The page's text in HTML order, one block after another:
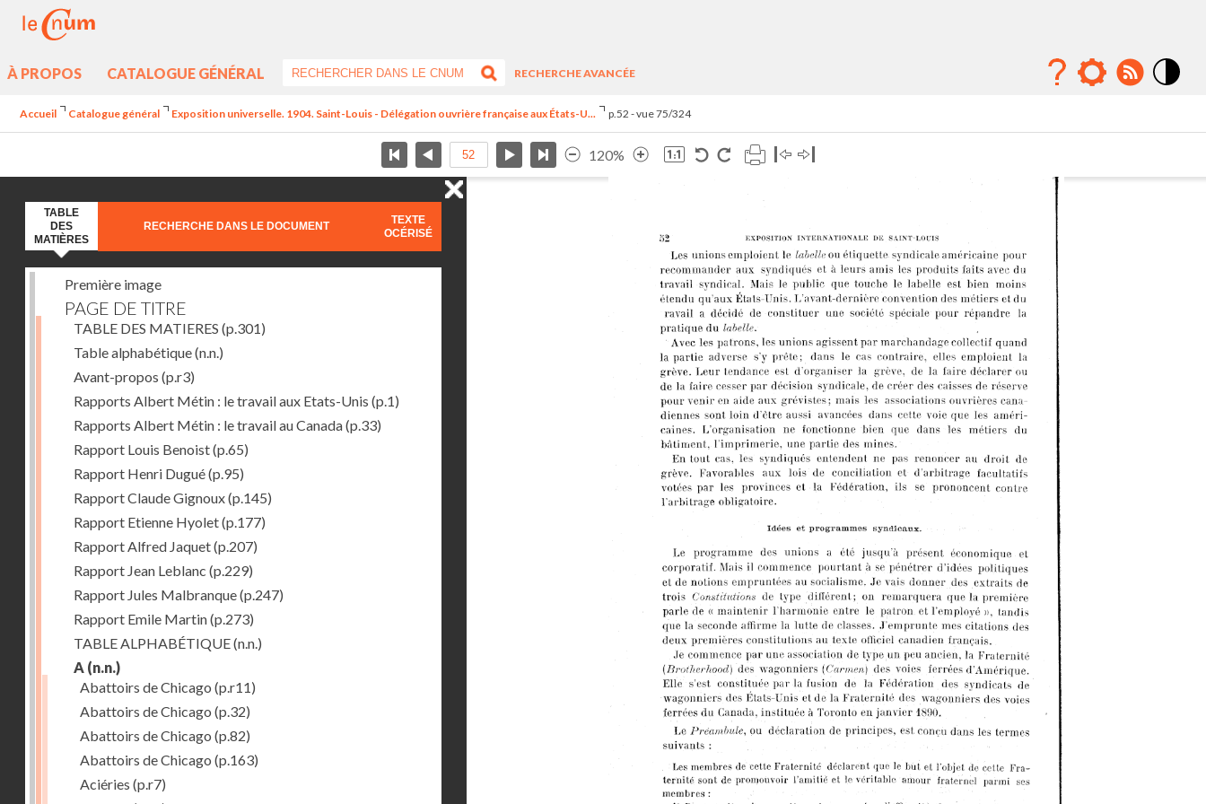
À PROPOS CATALOGUE GÉNÉRAL
RECHERCHE AVANCÉE
Accueil Catalogue général Exposition universelle. 1904. Saint-Louis - Délégation ouvrière française aux États-U... p.52 - vue 75/324
120%
TABLE
DES
MATIÈRES
RECHERCHE DANS LE DOCUMENT
TEXTE
OCÉRISÉ
Première image
PAGE DE TITRE
TABLE DES MATIERES (p.301)
Table alphabétique(n.n.)
Avant-propos (p.r3)
Rapports Albert Métin : le travail aux Etats-Unis (p.1)
Rapports Albert Métin : le travail au Canada(p.33)
Rapport Louis Benoist(p.65)
Rapport Henri Dugué(p.95)
Rapport Claude Gignoux(p.145)
Rapport Etienne Hyolet(p.177)
Rapport Alfred Jaquet(p.207)
Rapport Jean Leblanc (p.229)
Rapport Jules Malbranque(p.247)
Rapport Emile Martin(p.273)
TABLE ALPHABÉTIQUE(n.n.)
A (n.n.)
Abattoirs de Chicago (p.r11)
Abattoirs de Chicago (p.32)
Abattoirs de Chicago (p.82)
Abattoirs de Chicago (p.163)
Aciéries (p.r7)